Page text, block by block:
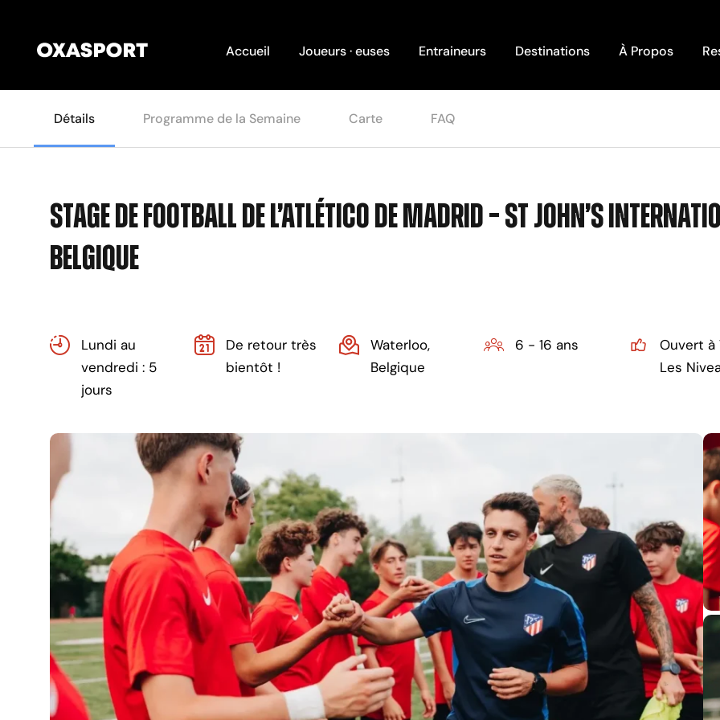
Accueil Joueurs · euses Entraineurs Destinations À Propos
Détails Programme de la Semaine Carte FAQ
Stage de football de l’Atlético de Madrid – St John’s
Belgique
Lundi au
vendredi : 5
jours
De retour très
bientôt !
Waterloo,
Belgique
6 - 16 ans
Ouvert à
Les